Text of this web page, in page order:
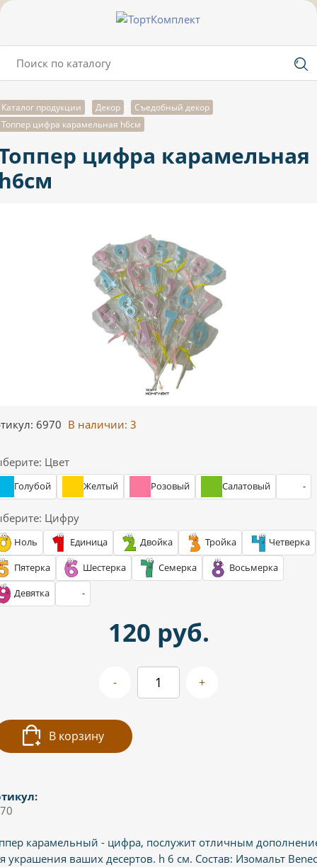
Каталог продукции Декор
Съедобный декор
Топпер цифра карамельная h6см
цифра карамельная
6970 В наличии: 3
Цвет
Голубой Желтый Розовый Салатовый -
Цифру
Ноль Единица Двойка Тройка
Четверка
Пятерка
Шестерка Семерка
Восьмерка
Девятка
-
120 руб.
- +
В корзину
карамельный - цифра, послужит отличным
украшения ваших десертов. h 6 см. Состав: Изомальт